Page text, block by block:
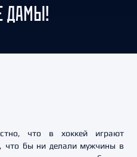
ДАМЫ!
что в хоккей играют
что бы ни делали мужчины в